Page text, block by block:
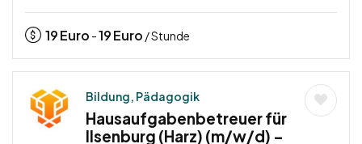
19Euro -19Euro / Stunde
Bildung, Pädagogik
Hausaufgabenbetreuer für
Ilsenburg (Harz) (m/w/d) –